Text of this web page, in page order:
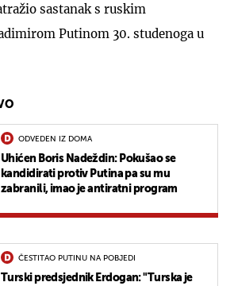
sastanak s ruskim
Putinom 30. studenoga u
ODVEDEN IZ DOMA
Uhićen Boris Nadeždin: Pokušao se
kandidirati protiv Putina pa su mu
zabranili, imao je antiratni program
ČESTITAO PUTINU NA POBJEDI
Turski predsjednik Erdogan: "Turska je